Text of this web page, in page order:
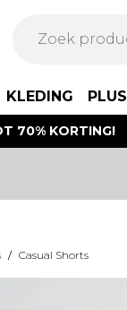
KLEDING PLUS
70% KORTING!
/ Casual Shorts